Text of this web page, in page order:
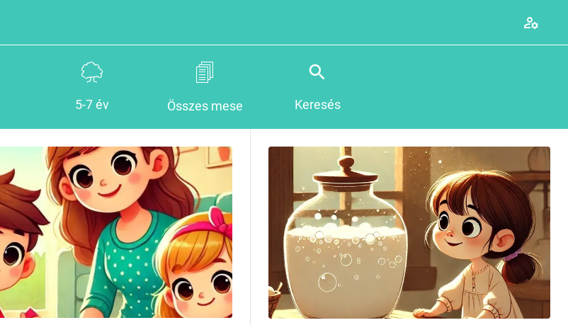
5-7 év Összes mese Keresés